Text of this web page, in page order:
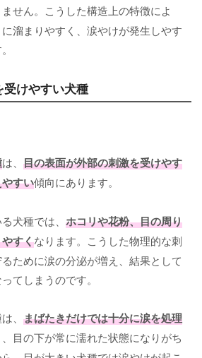
せん。こうした構造上の特徴によ
溜まりやすく、涙やけが発生しやす
受けやすい犬種
は、 目の表面が外部の刺激を受けやす
すい傾向にあります。
犬種では、 ホコリや花粉、目の周り
すくなります。こうした物理的な刺
ために涙の分泌が増え、結果として
てしまうのです。
、 まばたきだけでは十分に涙を処理
目の下が常に濡れた状態になりがち